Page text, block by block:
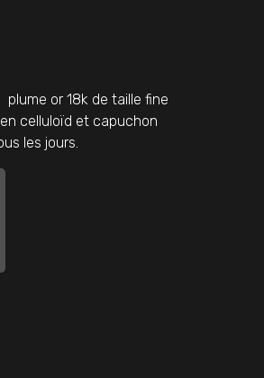
or 18k de taille fine
celluloïd et capuchon
les jours.